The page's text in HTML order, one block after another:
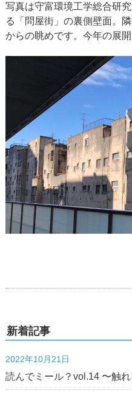
写真は守富環境工学総合研
る「問屋街」の裏側壁面。
からの眺めです。今年の展開
新着記事
2022年10月21日
読んでミール？vol.14 〜触